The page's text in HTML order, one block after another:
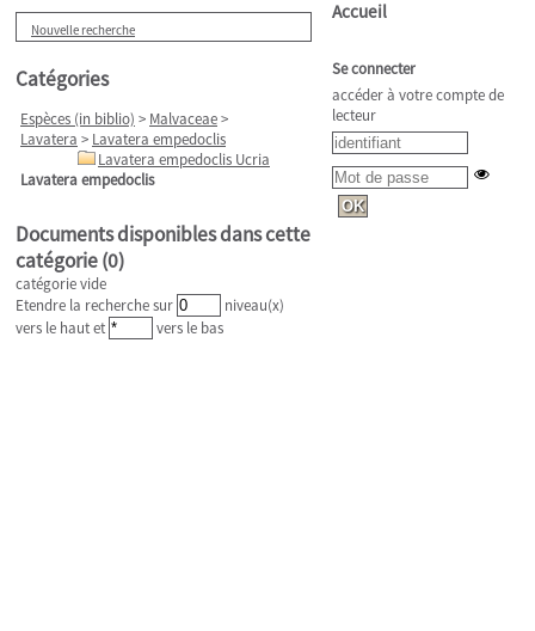
Nouvelle recherche
Catégories
Espèces (in biblio) > Malvaceae>
Lavatera > Lavatera empedoclis
Lavatera empedoclis Ucria
Lavatera empedoclis
Documents disponibles dans cette
catégorie (0)
catégorie vide
Etendre la recherche sur
niveau(x)
vers le haut et
vers le bas
Accueil
Se connecter
accéder à votre compte de
lecteur